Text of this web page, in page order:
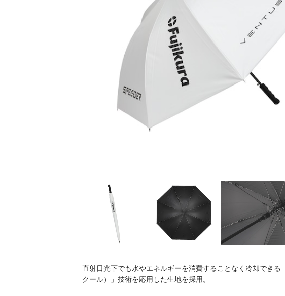
直射日光下でも水やエネルギーを消費することなく冷却できる
クール）」技術を応用した生地を採用。